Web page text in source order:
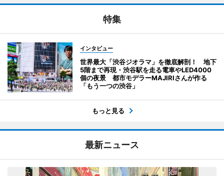
特集
インタビュー
世界最大「渋谷ジオラマ」を徹底解剖！ 地下
5階まで再現・渋谷駅を走る電車やLED4000
個の夜景 都市モデラーMAJIRIさんが作る
「もう一つの渋谷」
もっと見る
最新ニュース